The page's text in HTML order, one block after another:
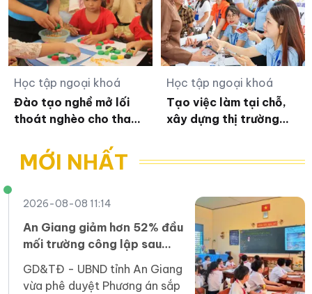
Học tập ngoại khoá
Đào tạo nghề mở lối
thoát nghèo cho thanh
Học tập ngoại khoá
Tạo việc làm tại chỗ,
xây dựng thị trường
MỚI NHẤT
2026-08-08 11:14
An Giang giảm hơn 52% đầu
mối trường công lập sau
GD&TĐ - UBND tỉnh An Giang
vừa phê duyệt Phương án sắp